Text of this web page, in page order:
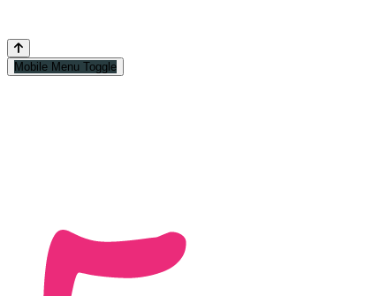
Mobile Menu Toggle